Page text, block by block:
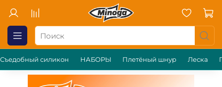
Съедобный силикон НАБОРЫ Плетёный шнур Леска